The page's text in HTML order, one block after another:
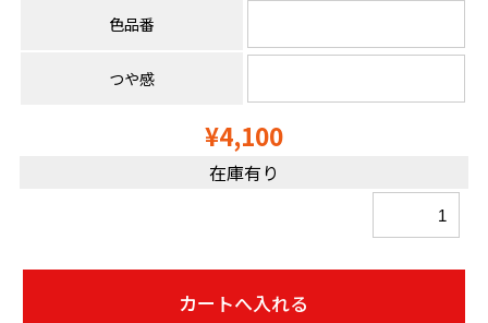
色品番
つや感
¥4,100
在庫有り